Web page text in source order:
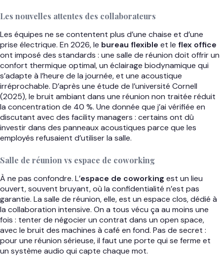
Les nouvelles attentes des collaborateurs
Les équipes ne se contentent plus d’une chaise et d’une
prise électrique. En 2026, le bureau flexible et le flex office
ont imposé des standards : une salle de réunion doit offrir un
confort thermique optimal, un éclairage biodynamique qui
s’adapte à l’heure de la journée, et une acoustique
irréprochable. D’après une étude de l’université Cornell
(2025), le bruit ambiant dans une réunion non traitée réduit
la concentration de 40 %. Une donnée que j’ai vérifiée en
discutant avec des facility managers : certains ont dû
investir dans des panneaux acoustiques parce que les
employés refusaient d’utiliser la salle.
Salle de réunion vs espace de coworking
À ne pas confondre. L’espace de coworking est un lieu
ouvert, souvent bruyant, où la confidentialité n’est pas
garantie. La salle de réunion, elle, est un espace clos, dédié à
la collaboration intensive. On a tous vécu ça au moins une
fois : tenter de négocier un contrat dans un open space,
avec le bruit des machines à café en fond. Pas de secret :
pour une réunion sérieuse, il faut une porte qui se ferme et
un système audio qui capte chaque mot.